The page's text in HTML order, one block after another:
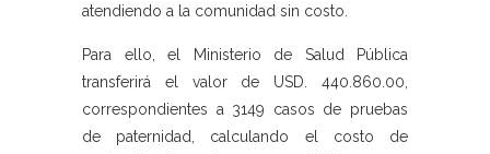
atendiendo a la comunidad sin costo.
Para ello, el Ministerio de Salud Pública
transferirá el valor de USD. 440.860.00,
correspondientes a 3149 casos de pruebas
de paternidad, calculando el costo de